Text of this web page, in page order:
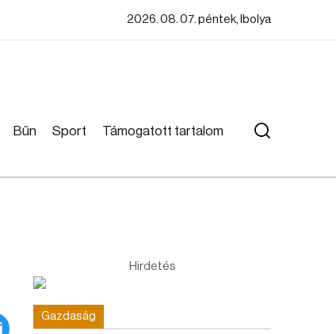
2026. 08. 07. péntek, Ibolya
Bűn Sport Támogatott tartalom
Hirdetés
Gazdaság